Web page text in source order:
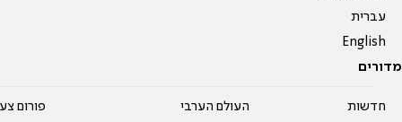
עברית
English
מדורים
חדשות
העולם הערבי
פורום